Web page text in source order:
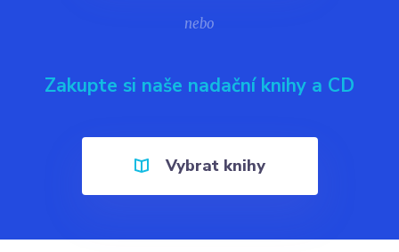
nebo
Zakupte si naše nadační knihy a CD
Vybrat knihy